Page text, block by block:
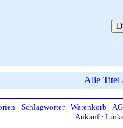
Alle Titel
· Schlagwörter· Warenkorb ·
Ankauf·